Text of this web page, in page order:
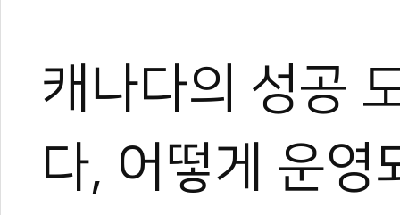
캐나다의 성공
다, 어떻게 운영